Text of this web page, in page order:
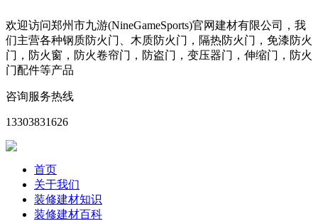
欢迎访问郑州市九游(NineGameSports)官网建材有限公司，我
们主营各种钢质防火门、木质防火门，隔热防火门，免漆防火
门，防火窗，防火卷帘门，防盗门，变压器门，伸缩门，防火
门配件等产品
咨询服务热线
13303831626
首页
关于我们
装修建材知识
装修建材百科